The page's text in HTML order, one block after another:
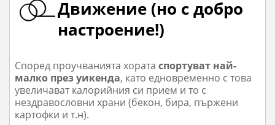
Движение (но с добро
настроение!)
Според проучванията хоратаспортуват най-
малко през уикенда, като едновременно с това
увеличават калорийния си прием и то с
нездравословни храни (бекон, бира, пържени
картофки и т.н).